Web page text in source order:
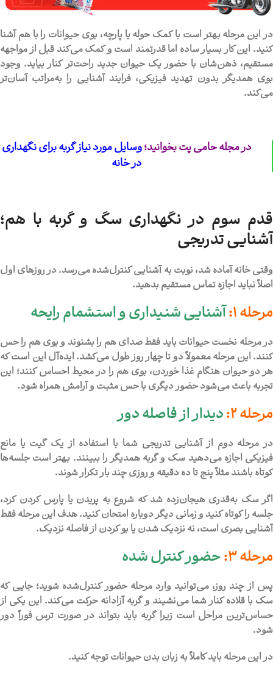
در این مرحله بهتر است با کمک حوله یا پارچه، بوی حیوانات را با هم آشنا
کنید. این کار بسیار ساده اما قدرتمند است و کمک می‌کند قبل از مواجهه
مستقیم، ذهن‌شان با حضور یک حیوان جدید راحت‌تر کنار بیاید. وجود
بوی همدیگر بدون تهدید فیزیکی، فرایند آشنایی را به‌مراتب آسان‌تر
می‌کند.
در مجله حامی پت بخوانید؛وسایل مورد نیاز گربه برای نگهداری
در خانه
قدم سوم در نگهداری سگ و گربه با هم؛
آشنایی تدریجی
وقتی خانه آماده شد، نوبت به آشنایی کنترل‌شده می‌رسد. در روزهای اول
اصلاً نباید اجازه تماس مستقیم بدهید.
مرحله 1: آشنایی شنیداری و استشمام رایحه
در مرحله نخست حیوانات باید فقط صدای هم را بشنوند و بوی هم را حس
کنند. این مرحله معمولاً دو تا چهار روز طول می‌کشد. ایده‌آل این است که
هر دو حیوان هنگام غذا خوردن، بوی هم را در محیط احساس کنند؛ این
تجربه باعث می‌شود حضور دیگری با حس مثبت و آرامش همراه شود.
مرحله 2: دیدار از فاصله دور
در مرحله دوم از آشنایی تدریجی شما با استفاده از یک گیت یا مانع
فیزیکی اجازه می‌دهید سگ و گربه همدیگر را ببینند. بهتر است جلسه‌ها
کوتاه باشند مثلاً پنج تا ده دقیقه و روزی چند بار تکرار شوند.
اگر سگ به‌قدری هیجان‌زده شد که شروع به پریدن یا پارس کردن کرد،
جلسه را کوتاه کنید و زمانی دیگر دوباره امتحان کنید. هدف این مرحله فقط
آشنایی بصری است، نه نزدیک شدن یا بو کردن از فاصله نزدیک.
مرحله 3: حضور کنترل شده
پس از چند روز، می‌توانید وارد مرحله حضور کنترل‌شده شوید؛ جایی که
سگ با قلاده کنار شما می‌نشیند و گربه آزادانه حرکت می‌کند. این یکی از
حساس‌ترین مراحل است زیرا گربه باید بتواند در صورت ترس فوراً دور
شود.
در این مرحله باید کاملاً به زبان بدن حیوانات توجه کنید.